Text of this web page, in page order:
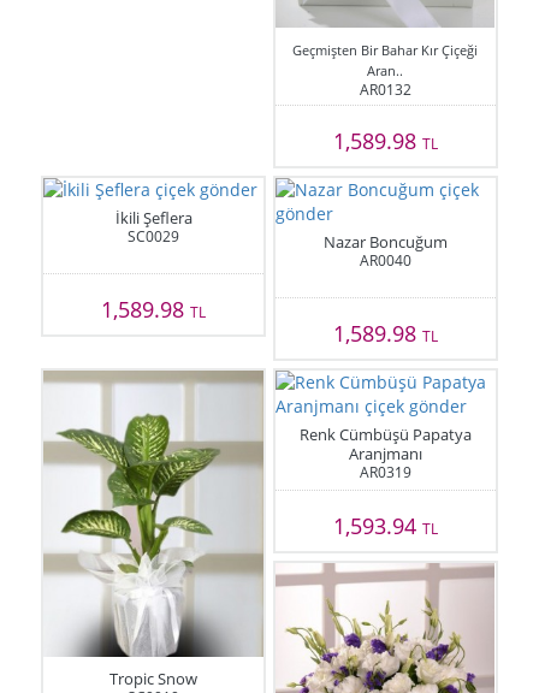
Geçmişten Bir Bahar Kır Çiçeği
Aran..
AR0132
1,589.98 TL
İkili Şeflera
SC0029
1,589.98TL
Nazar Boncuğum
AR0040
1,589.98 TL
Tropic Snow
Renk Cümbüşü Papatya
Aranjmanı
AR0319
1,593.94 TL